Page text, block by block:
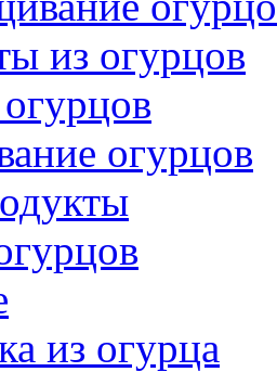
из огурцов
огурцов
из огурца